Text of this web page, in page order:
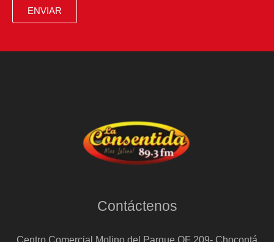
ENVIAR
Contáctenos
Centro Comercial Molino del Parque OF 209- Chocontá